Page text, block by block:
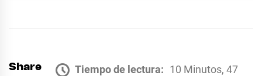
Share Tiempo de lectura: 10 Minutos, 47